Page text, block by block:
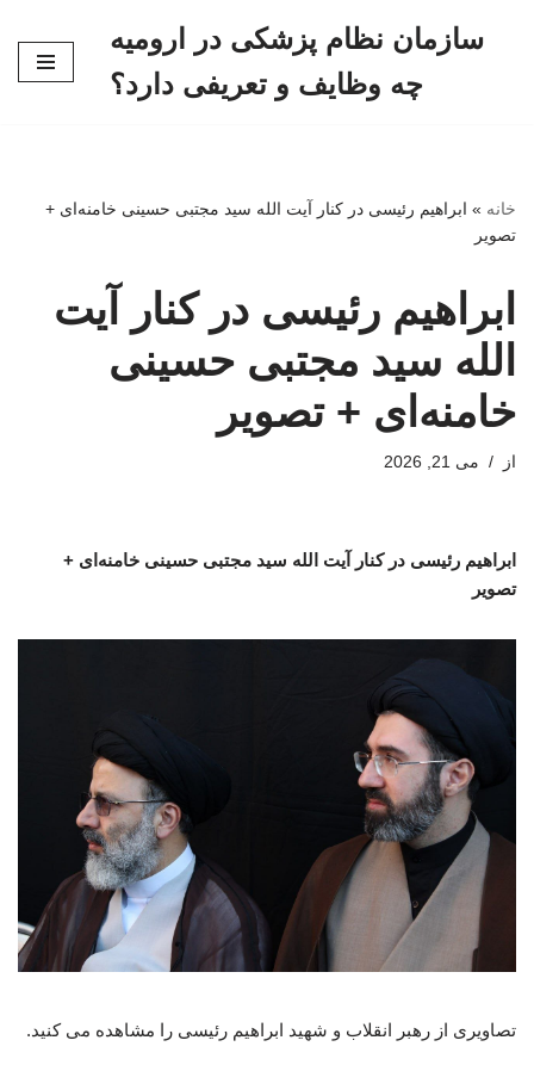
سازمان نظام پزشکی در ارومیه
چه وظایف و تعریفی دارد؟
خانه » ابراهیم رئیسی در کنار آیت الله سید مجتبی حسینی خامنه‌ای +
تصویر
ابراهیم رئیسی در کنار آیت
الله سید مجتبی حسینی
خامنه‌ای + تصویر
از می 21, 2026
ابراهیم رئیسی در کنار آیت الله سید مجتبی حسینی خامنه‌ای +
تصویر
تصاویری از رهبر انقلاب و شهید ابراهیم رئیسی را مشاهده می کنید.